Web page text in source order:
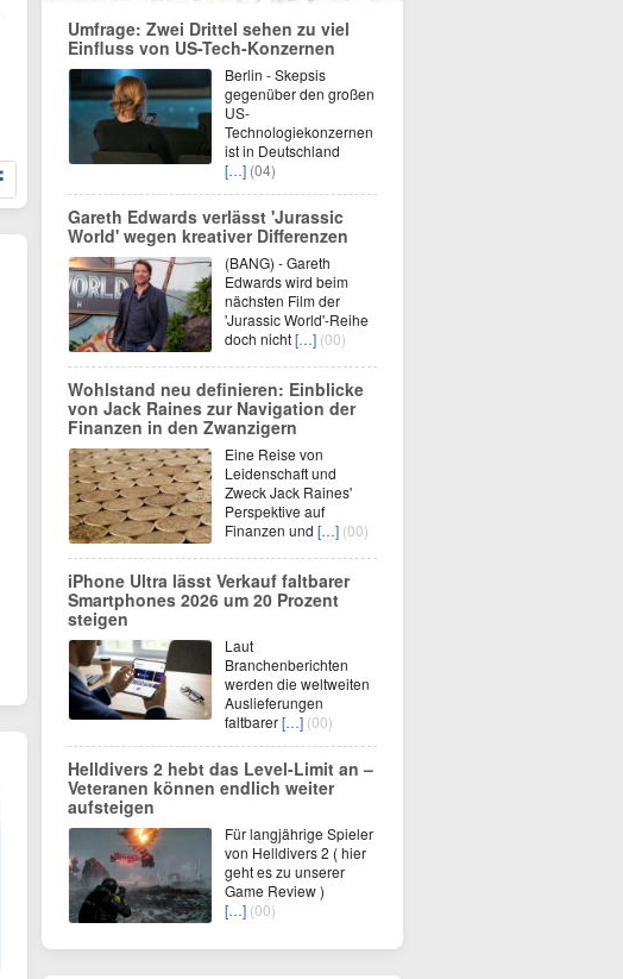
Umfrage: Zwei Drittel sehen zu viel
Einfluss von US-Tech-Konzernen
Berlin - Skepsis
gegenüber den großen
US-
Technologiekonzernen
ist in Deutschland
[…] (04)
Gareth Edwards verlässt 'Jurassic
World' wegen kreativer Differenzen
(BANG) - Gareth
Edwards wird beim
nächsten Film der
'Jurassic World'-Reihe
doch nicht[…] (00)
Wohlstand neu definieren: Einblicke
von Jack Raines zur Navigation der
Finanzen in den Zwanzigern
Eine Reise von
Leidenschaft und
Zweck Jack Raines'
Perspektive auf
Finanzen und […] (00)
iPhone Ultra lässt Verkauf faltbarer
Smartphones 2026 um 20 Prozent
steigen
Laut
Branchenberichten
werden die weltweiten
Auslieferungen
faltbarer[…] (00)
Helldivers 2 hebt das Level-Limit an –
Veteranen können endlich weiter
aufsteigen
Für langjährige Spieler
von Helldivers 2 ( hier
geht es zu unserer
Game Review )
[…] (00)